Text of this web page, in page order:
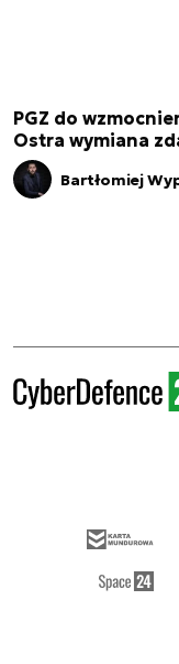
PGZ do
Ostra wymiana
Bartłomiej